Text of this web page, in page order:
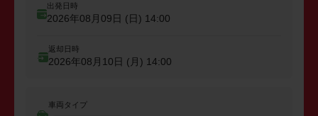
出発日時
2026年08月09日 (日) 14:00
返却日時
2026年08月10日 (月) 14:00
車両タイプ